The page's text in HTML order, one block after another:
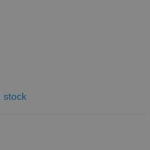
stock